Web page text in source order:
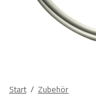
Start / Zubehör